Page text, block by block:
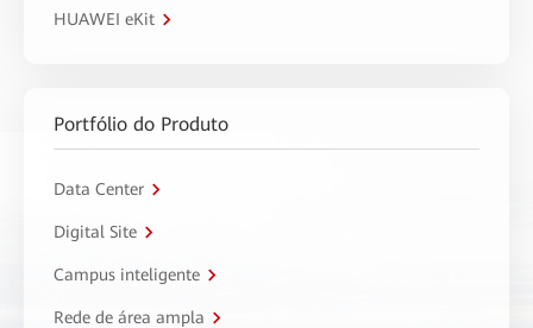
HUAWEI eKit
Portfólio do Produto
Data Center
Digital Site
Campus inteligente
Rede de área ampla